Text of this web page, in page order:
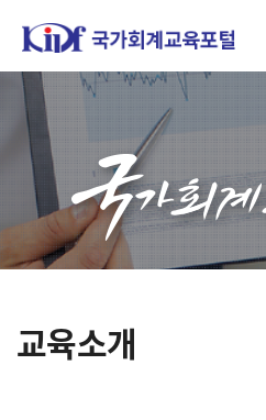
설되었습니다.
교육소개